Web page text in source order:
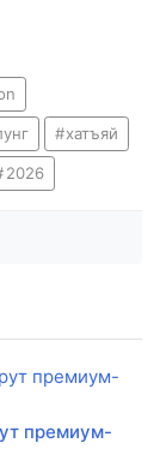
хатъяй
2026
премиум-